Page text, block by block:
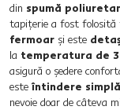
din spumă
tapiţerie a fost folosită
fermoar şi este
la temperatura de
asigură o şedere
este întindere simplă
nevoie doar de câteva